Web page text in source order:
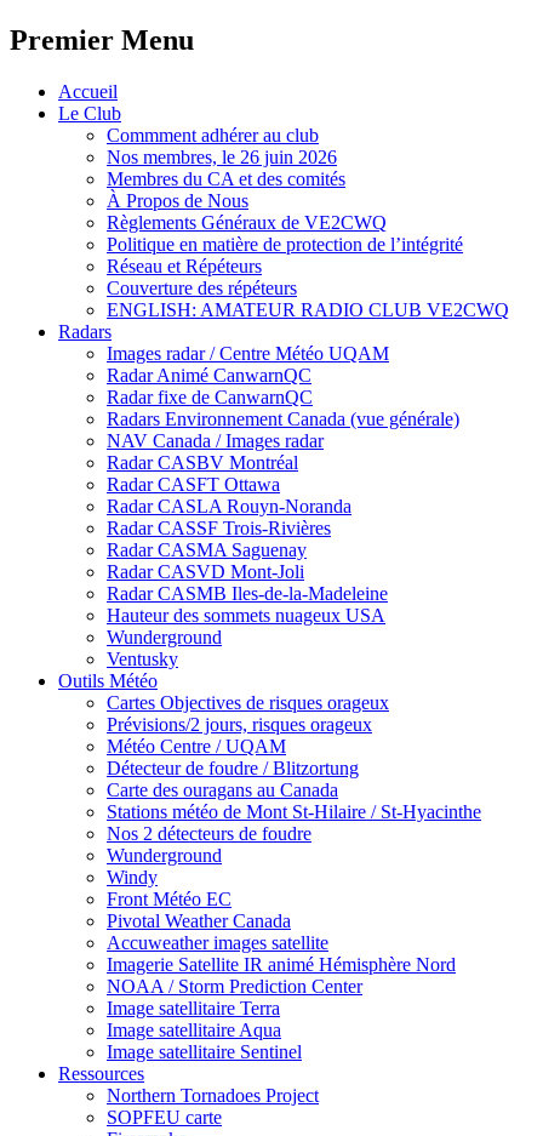
Premier Menu
Aller
Accueil
Le Club
Commment adhérer au club
Nos membres, le 26 juin 2026
Membres du CA et des comités
À Propos de Nous
Règlements Généraux de VE2CWQ
Politique en matière de protection de l’intégrité
Réseau et Répéteurs
Couverture des répéteurs
ENGLISH: AMATEUR RADIO CLUB VE2CWQ
Radars
Images radar / Centre Météo UQAM
Radar Animé CanwarnQC
Radar fixe de CanwarnQC
Radars Environnement Canada (vue générale)
NAV Canada / Images radar
Radar CASBV Montréal
Radar CASFT Ottawa
Radar CASLA Rouyn-Noranda
Radar CASSF Trois-Rivières
Radar CASMA Saguenay
Radar CASVD Mont-Joli
Radar CASMB Iles-de-la-Madeleine
Hauteur des sommets nuageux USA
Wunderground
Ventusky
Outils Météo
Cartes Objectives de risques orageux
Prévisions/2 jours, risques orageux
Météo Centre / UQAM
Détecteur de foudre / Blitzortung
Carte des ouragans au Canada
Stations météo de Mont St-Hilaire / St-Hyacinthe
Nos 2 détecteurs de foudre
Wunderground
Windy
Front Météo EC
Pivotal Weather Canada
Accuweather images satellite
Imagerie Satellite IR animé Hémisphère Nord
NOAA / Storm Prediction Center
Image satellitaire Terra
Image satellitaire Aqua
Image satellitaire Sentinel
Ressources
Northern Tornadoes Project
SOPFEU carte